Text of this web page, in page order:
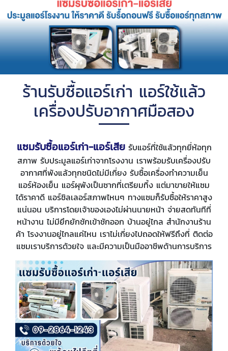
ร้านรับซื้อแอร์เก่า แอร์ใช้แล้ว
เครื่องปรับอากาศมือสอง
แซมรับซื้อแอร์เก่า-แอร์เสียรับแอร์ที่ใช้แล้วทุกยี่ห้อทุก
สภาพ รับประมูลแอร์เก่าจากโรงงาน เราพร้อมรับเครื่องปรับ
อากาศที่พังแล้วทุกชนิดไม่มีเกี่ยง รับซื้อเครื่องทำความเย็น
แอร์ห้องเย็น แอร์ผุพังเป็นซากที่เตรียมทิ้ง แต่มาขายให้แซม
ได้ราคาดี แอร์ชิลเลอร์สภาพไหนๆ ทางแซมก็รับซื้อให้ราคาสูง
แน่นอน บริการโดยเจ้าของเองไม่ผ่านนายหน้า จ่ายสดทันทีที่
หน้างาน ไม่มียึกยักชักเข้าชักออก บ้านอยู่ไกล สำนักงานร้าน
ค้า โรงงานอยู่ไกลแค่ไหน เราไม่เกี่ยงไปถอดให้ฟรีถึงที่ ติดต่อ
แซมเราบริการด้วยใจ และมีความเป็นมืออาชีพด้านการบริการ